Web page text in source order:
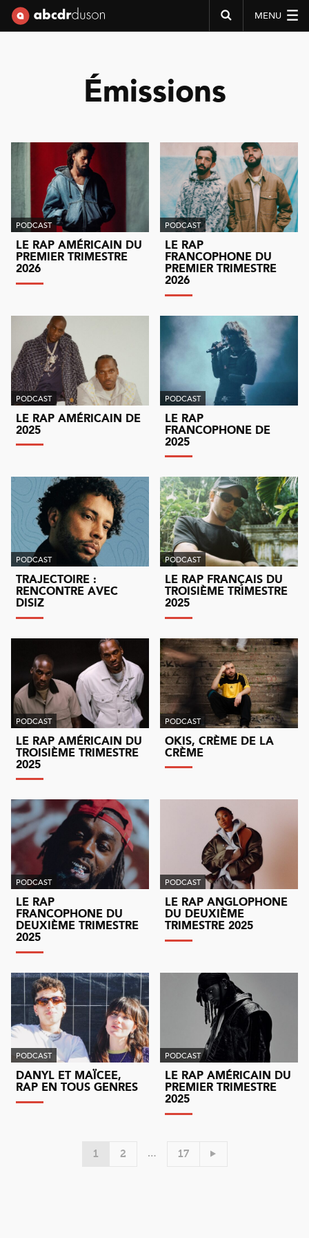
MENU
Émissions
PODCAST
LE RAP AMÉRICAIN DU
PREMIER TRIMESTRE
2026
PODCAST
LE RAP
FRANCOPHONE DU
PREMIER TRIMESTRE
2026
PODCAST
LE RAP AMÉRICAIN DE
2025
PODCAST
LE RAP
FRANCOPHONE DE
2025
PODCAST
TRAJECTOIRE :
RENCONTRE AVEC
DISIZ
PODCAST
LE RAP FRANÇAIS DU
TROISIÈME TRIMESTRE
2025
PODCAST
LE RAP AMÉRICAIN DU
TROISIÈME TRIMESTRE
2025
PODCAST
OKIS, CRÈME DE LA
CRÈME
PODCAST
LE RAP
FRANCOPHONE DU
DEUXIÈME TRIMESTRE
2025
PODCAST
LE RAP ANGLOPHONE
DU DEUXIÈME
TRIMESTRE 2025
PODCAST
DANYL ET MAÏCEE,
RAP EN TOUS GENRES
PODCAST
LE RAP AMÉRICAIN DU
PREMIER TRIMESTRE
2025
1 2 … 17